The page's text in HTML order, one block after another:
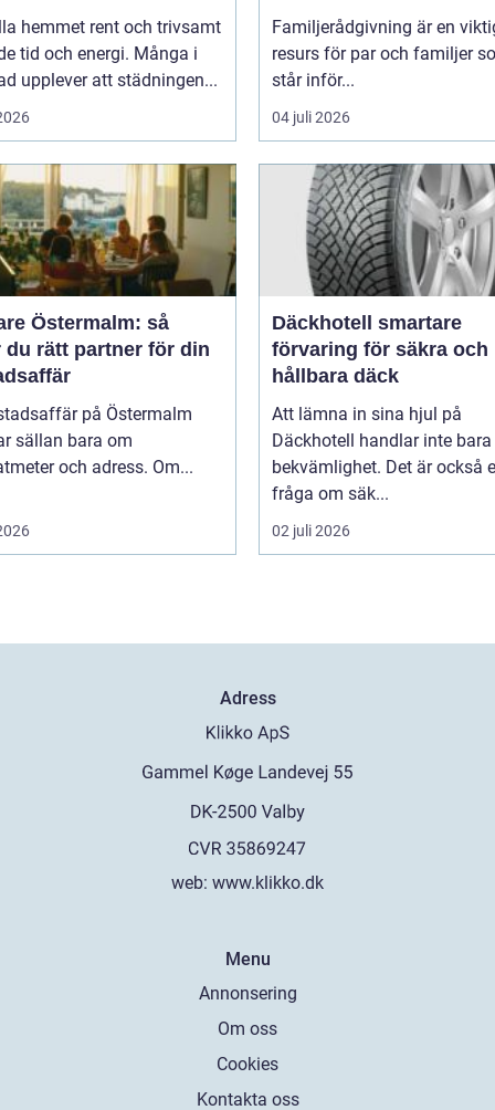
hemmet rent och trivsamt
tid och energi. Många i
upplever att städningen...
Familjerådgivning är en
resurs för par och familjer
står inför...
04 juli 2026
Östermalm: så
du rätt partner för din
på Östermalm
sällan bara om
och adress. Om...
Däckhotell smartare
förvaring för säkra och
hållbara däck
Att lämna in sina hjul på
Däckhotell handlar inte
bekvämlighet. Det är också
fråga om säk...
02 juli 2026
Adress
web: www.klikko.dk
Menu
Annonsering
Om oss
Cookies
Kontakta oss